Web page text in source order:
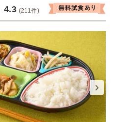
4.3 (211件)